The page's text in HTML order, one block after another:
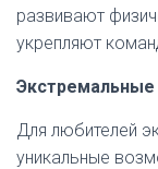
развивают
укрепляют
Для любителей
уникальные